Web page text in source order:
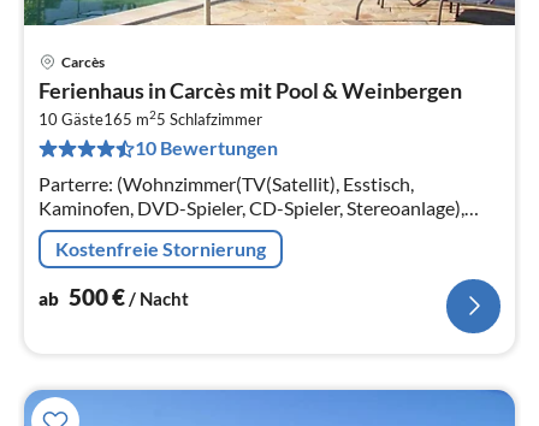
Carcès
Ferienhaus in Carcès mit Pool & Weinbergen
10 Gäste165 m25 Schlafzimmer
10 Bewertungen
Parterre: (Wohnzimmer(TV(Satellit), Esstisch,
Kaminofen, DVD-Spieler, CD-Spieler, Stereoanlage),
Küche(Kaffeemaschine, Backofen, Mikrowelle,
Spülmaschine, Kühl-/Gefrierkombination)
Kostenfreie Stornierung
ab 500€/ Nacht